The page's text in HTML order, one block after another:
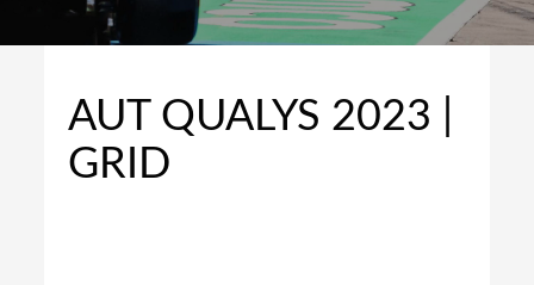
AUT QUALYS 2023 |
GRID